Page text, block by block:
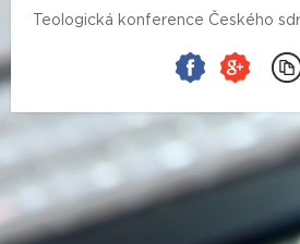
Teologická konference Českého